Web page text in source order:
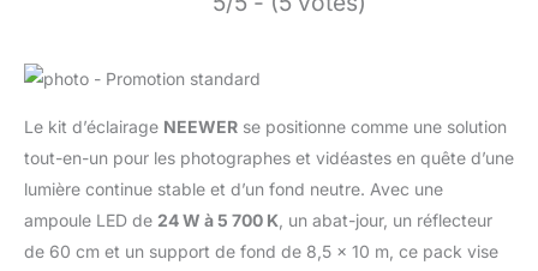
Le kit d’éclairage NEEWER se positionne comme une solution
tout-en-un pour les photographes et vidéastes en quête d’une
lumière continue stable et d’un fond neutre. Avec une
ampoule LED de 24 W à 5 700 K , un abat-jour, un réflecteur
de 60 cm et un support de fond de 8,5 x 10 m, ce pack vise